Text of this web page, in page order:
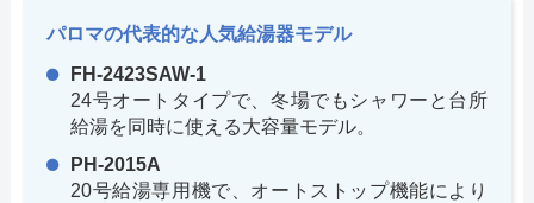
パロマの代表的な人気給湯器モデル
FH-2423SAW-1
24号オートタイプで、冬場でもシャワーと台所
給湯を同時に使える大容量モデル。
PH-2015A
20号給湯専用機で、オートストップ機能により